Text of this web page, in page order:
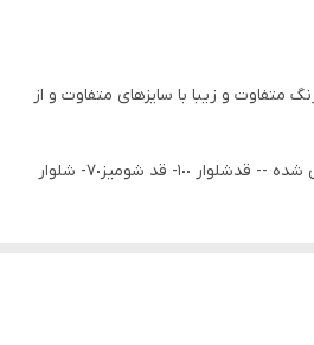
و زیبا با سایزهای متفاوت و از
مازراتی درجه یک و نگین کاری شده -- قدشلوار ١٠٠- قد شومیز٧٠- شلوار